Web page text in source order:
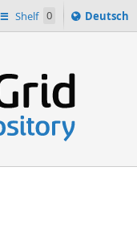
Shelf 0
Sprache
ï¿½ndern
Deutsch